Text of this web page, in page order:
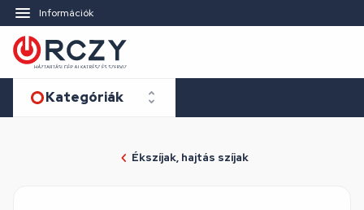
Információk
Kategóriák
Ékszíjak, hajtás szíjak